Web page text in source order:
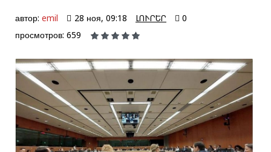
автор: emil 28 ноя, 09:18 ԼՈՒՐԵՐ
0
просмотров: 659